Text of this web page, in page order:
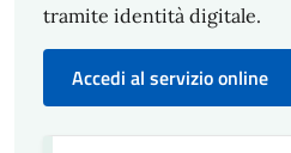
tramite identità digitale.
Accedi al servizio online